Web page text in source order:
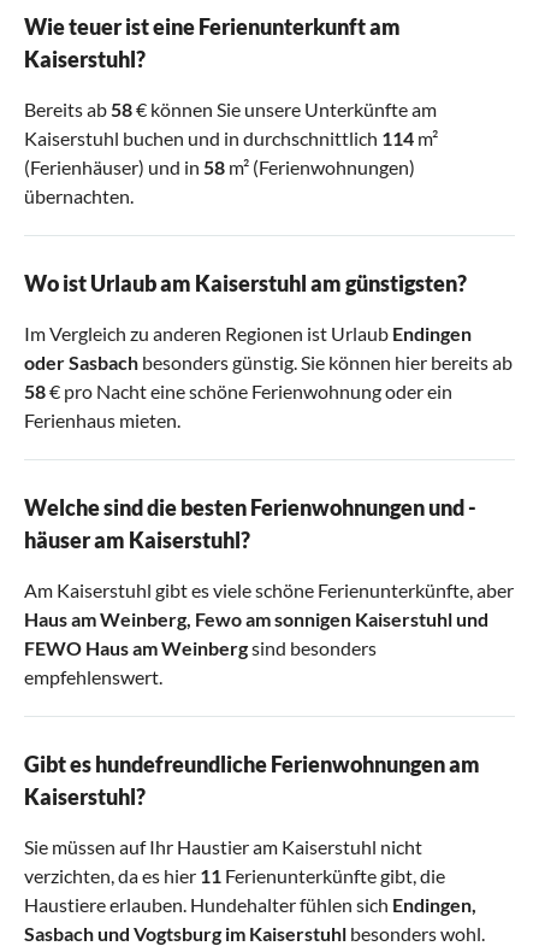
Wie teuer ist eine Ferienunterkunft am
Kaiserstuhl?
Bereits ab 58€ können Sie unsere Unterkünfte am
Kaiserstuhl buchen und in durchschnittlich 114 m²
(Ferienhäuser) und in 58 m² (Ferienwohnungen)
übernachten.
Wo ist Urlaub am Kaiserstuhl am günstigsten?
Im Vergleich zu anderen Regionen ist Urlaub Endingen
oderSasbach besonders günstig. Sie können hier bereits ab
58€ pro Nacht eine schöne Ferienwohnung oder ein
Ferienhaus mieten.
Welche sind die besten Ferienwohnungen und -
häuser am Kaiserstuhl?
Am Kaiserstuhl gibt es viele schöne Ferienunterkünfte, aber
Haus am Weinberg Fewo am sonnigen Kaiserstuhlund
FEWO Haus am Weinbergsind besonders
empfehlenswert.
Gibt es hundefreundliche Ferienwohnungen am
Kaiserstuhl?
Sie müssen auf Ihr Haustier am Kaiserstuhl nicht
verzichten, da es hier 11 Ferienunterkünfte gibt, die
Haustiere erlauben. Hundehalter fühlen sich Endingen
Sasbachund Vogtsburg im Kaiserstuhl besonders wohl.